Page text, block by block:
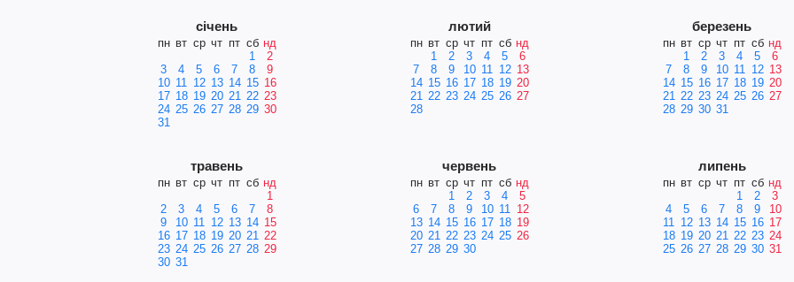
січень
пн вт ср чт пт сб нд
1
2
3
4 5 6 7 8
9
10 11 12 13 14 15 16
17 18 19 20 21 22 23
24 25 26 27 28 29 30
31
лютий
пн вт ср чт пт сб нд
1
2 3 4 5
6
7
8 9 10 11 12 13
14 15 16 17 18 19 20
21 22 23 24 25 26 27
28
березень
пн вт ср чт пт сб нд
1
2 3 4 5
6
7
8 9 10 11 12 13
14 15 16 17 18 19 20
21 22 23 24 25 26 27
28 29 30 31
травень
пн вт ср чт пт сб нд
1
2
3 4 5 6 7
8
9
10 11 12 13 14 15
16 17 18 19 20 21 22
23 24 25 26 27 28 29
30 31
червень
пн вт ср чт пт сб нд
1
2 3 4
5
6
7 8 9 10 11 12
13 14 15 16 17 18 19
20 21 22 23 24 25 26
27 28 29 30
липень
пн вт ср чт пт сб нд
1
2
3
4
5 6 7 8 9
10
11 12 13 14 15 16 17
18 19 20 21 22 23 24
25 26 27 28 29 30 31